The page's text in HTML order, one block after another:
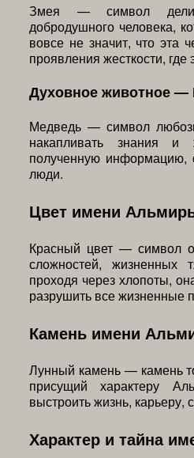
Змея — символ
добродушного человека,
вовсе не значит, что эта
проявления жесткости, где
Духовное животное —
Медведь — символ
накапливать знания и
полученную информацию,
люди.
Цвет имени
Красный цвет — символ
сложностей, жизненных
проходя через хлопоты,
разрушить все жизненные
Камень имени
Лунный камень — камень
присущий характеру
выстроить жизнь,
Характер и тайна